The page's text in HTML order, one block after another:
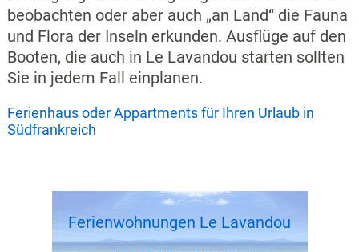
beobachten oder aber auch „an Land“ die Fauna
und Flora der Inseln erkunden. Ausflüge auf den
Booten, die auch in Le Lavandou starten sollten
Sie in jedem Fall einplanen.
Ferienhaus oder Appartments für Ihren Urlaub in
Südfrankreich
Ferienwohnungen Le Lavandou